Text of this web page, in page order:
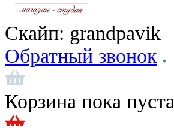
Скайп: grandpavik
Обратный звонок
Корзина пока пуста